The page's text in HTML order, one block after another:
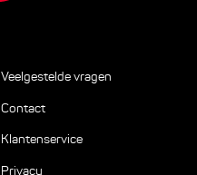
Veelgestelde vragen
Contact
Klantenservice
Privacy